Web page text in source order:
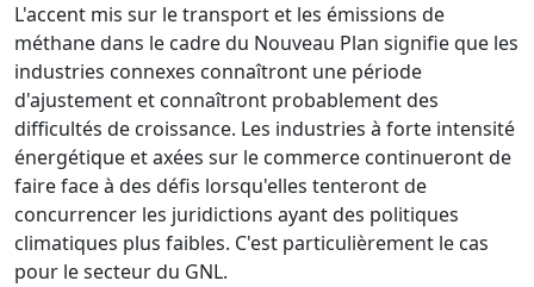
L'accent mis sur le transport et les émissions de
méthane dans le cadre du Nouveau Plan signifie que les
industries connexes connaîtront une période
d'ajustement et connaîtront probablement des
difficultés de croissance. Les industries à forte intensité
énergétique et axées sur le commerce continueront de
faire face à des défis lorsqu'elles tenteront de
concurrencer les juridictions ayant des politiques
climatiques plus faibles. C'est particulièrement le cas
pour le secteur du GNL.